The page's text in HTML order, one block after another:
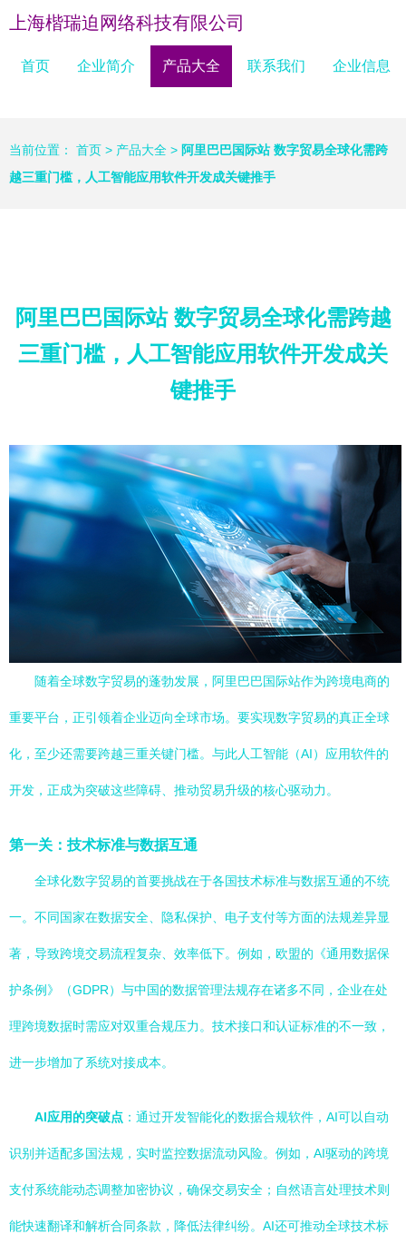
上海楷瑞迫网络科技有限公司
首页 企业简介 产品大全 联系我们 企业信息
当前位置： 首页 > 产品大全 > 阿里巴巴国际站 数字贸易全球化需跨
越三重门槛，人工智能应用软件开发成关键推手
阿里巴巴国际站 数字贸易全球化需跨越
三重门槛，人工智能应用软件开发成关
键推手
随着全球数字贸易的蓬勃发展，阿里巴巴国际站作为跨境电商的
重要平台，正引领着企业迈向全球市场。要实现数字贸易的真正全球
化，至少还需要跨越三重关键门槛。与此人工智能（AI）应用软件的
开发，正成为突破这些障碍、推动贸易升级的核心驱动力。
第一关：技术标准与数据互通
全球化数字贸易的首要挑战在于各国技术标准与数据互通的不统
一。不同国家在数据安全、隐私保护、电子支付等方面的法规差异显
著，导致跨境交易流程复杂、效率低下。例如，欧盟的《通用数据保
护条例》（GDPR）与中国的数据管理法规存在诸多不同，企业在处
理跨境数据时需应对双重合规压力。技术接口和认证标准的不一致，
进一步增加了系统对接成本。
AI应用的突破点 ：通过开发智能化的数据合规软件，AI可以自动
识别并适配多国法规，实时监控数据流动风险。例如，AI驱动的跨境
支付系统能动态调整加密协议，确保交易安全；自然语言处理技术则
能快速翻译和解析合同条款，降低法律纠纷。AI还可推动全球技术标